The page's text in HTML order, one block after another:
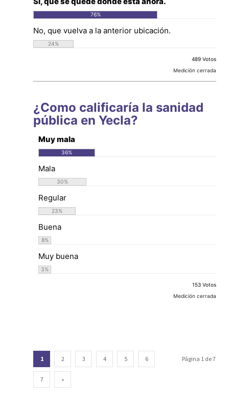
76%
No, que vuelva a la anterior ubicación.
24%
489 Votos
Medición cerrada
¿Como calificaría la sanidad
pública en Yecla?
Muy mala
36%
Mala
30%
Regular
23%
Buena
8%
Muy buena
3%
153 Votos
Medición cerrada
Página 1 de 7
1 2 3 4 5 6
7 »